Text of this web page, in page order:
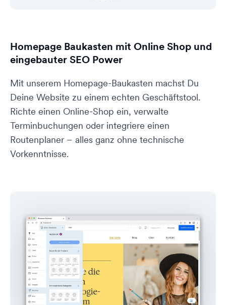
Homepage Baukasten mit Online Shop und
eingebauter SEO Power
Mit unserem Homepage-Baukasten machst Du
Deine Website zu einem echten Geschäftstool.
Richte einen Online-Shop ein, verwalte
Terminbuchungen oder integriere einen
Routenplaner – alles ganz ohne technische
Vorkenntnisse.